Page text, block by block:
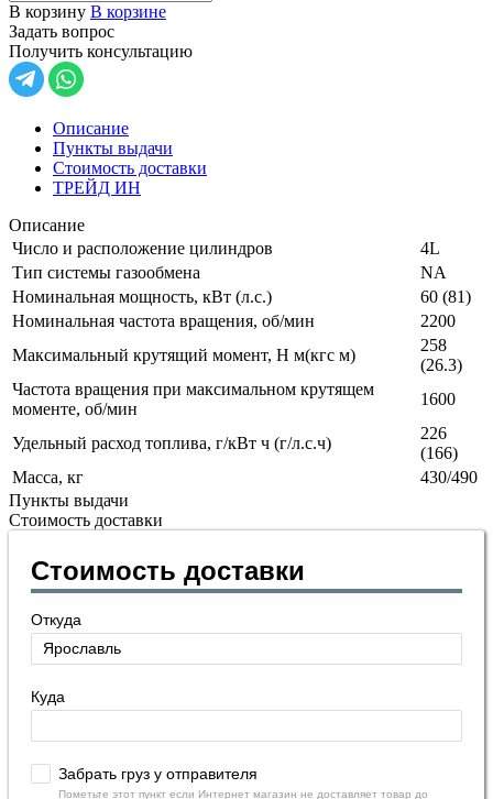
В корзину В корзине
Задать вопрос
Получить консультацию
Описание
Пункты выдачи
Стоимость доставки
ТРЕЙД ИН
Описание
Число и расположение цилиндров
4L
Тип системы газообмена
NA
Номинальная мощность, кВт (л.с.)
60 (81)
Номинальная частота вращения, об/мин
2200
Максимальный крутящий момент, Н м(кгс м)
258
(26.3)
Частота вращения при максимальном крутящем
моменте, об/мин
1600
Удельный расход топлива, г/кВт ч (г/л.с.ч)
226
(166)
Масса, кг
430/490
Пункты выдачи
Стоимость доставки
Стоимость доставки
Откуда
Куда
Забрать груз у отправителя
Пометьте этот пункт если Интернет магазин не доставляет товар до